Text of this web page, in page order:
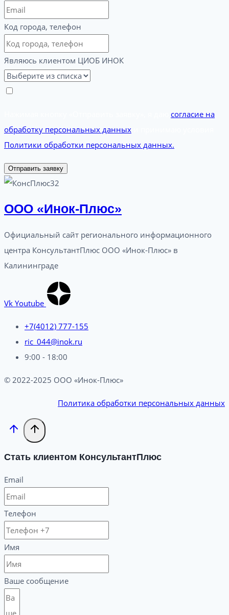
Код города, телефон
Являюсь клиентом ЦИОБ ИНОК
согласие на
обработку персональных данных
Политики обработки персональных данных.
Отправить заявку
ООО «Инок-Плюс»
Официальный сайт регионального информационного
центра КонсультантПлюс ООО «Инок-Плюс» в
Калининграде
Vk Youtube
+7(4012) 777-155
ric_044@inok.ru
9:00 - 18:00
© 2022-2025 ООО «Инок-Плюс»
Политика обработки персональных данных
Стать клиентом КонсультантПлюс
Email
Телефон
Имя
Ваше сообщение